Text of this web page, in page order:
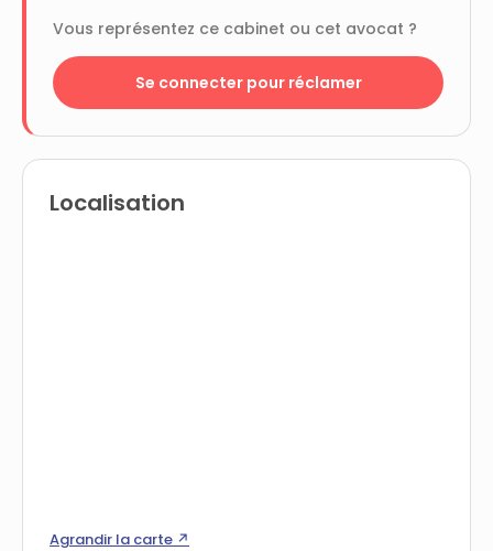
Vous représentez ce cabinet ou cet avocat ?
Se connecter pour réclamer
Localisation
Agrandir la carte ↗